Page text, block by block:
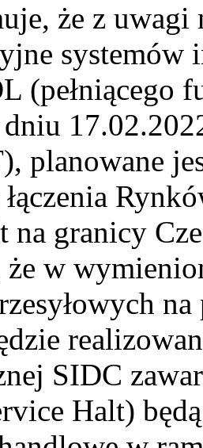
że z uwagi
(pełniącego
planowane
na granicy
że w
SIDC
Halt)